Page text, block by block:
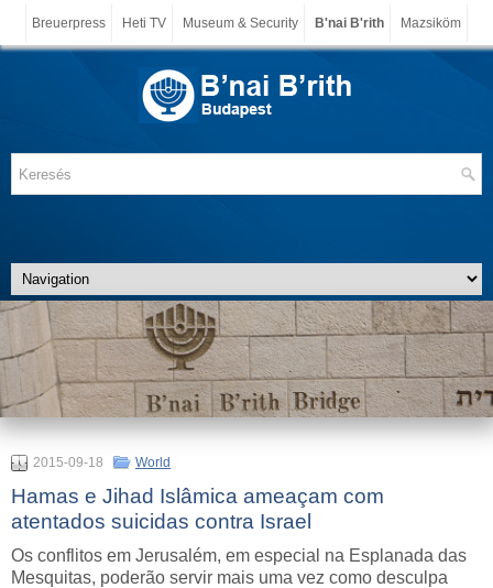
Breuerpress Heti TV Museum & Security B'nai B'rith Mazsiköm
2015-09-18 World
Hamas e Jihad Islâmica ameaçam com
atentados suicidas contra Israel
Os conflitos em Jerusalém, em especial na Esplanada das
Mesquitas, poderão servir mais uma vez como desculpa